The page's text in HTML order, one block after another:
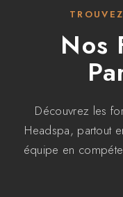
Nos
Découvrez les
Headspa, partout
équipe en